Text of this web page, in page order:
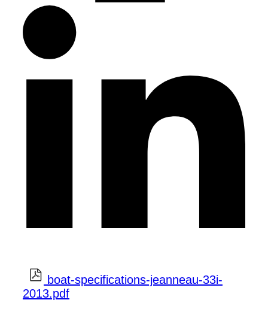
boat-specifications-jeanneau-33i-
2013.pdf